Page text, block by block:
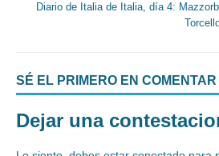
Diario de Italia de Italia, día 4:
SÉ EL PRIMERO EN COMENTAR
Dejar una